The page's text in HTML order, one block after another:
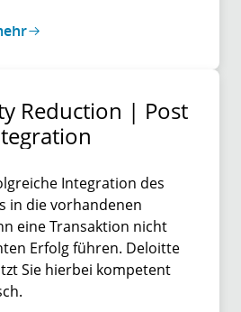
Reduction | Post
Integration des
in die vorhandenen
eine Transaktion nicht
Erfolg führen. Deloitte
Sie hierbei kompetent